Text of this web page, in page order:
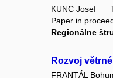
KUNC Josef
Paper in
Regionálne
Rozvoj
FRANTÁL